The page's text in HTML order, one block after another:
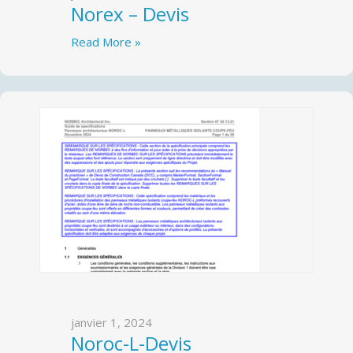
Norex – Devis
Read More »
janvier 1, 2024
Noroc-L-Devis